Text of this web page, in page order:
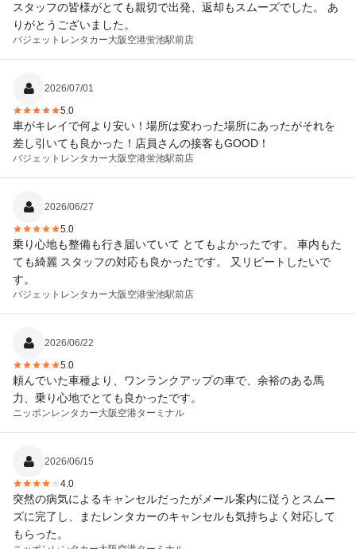
スタッフの皆様がとても親切で出発、返却もスムーズでした。 あ
りがとうございました。
バジェットレンタカー大阪空港蛍池駅前店
2026/07/01
5.0
車がキレイで何より安い！場所は変わった場所にあったがそれを
差し引いても良かった！店員さんの接客もGOOD！
バジェットレンタカー大阪空港蛍池駅前店
2026/06/27
5.0
乗り心地も整備も行き届いていて とてもよかったです。 車内もた
ても綺麗 スタッフの対応も良かったです。 又リピートしたいで
す。
バジェットレンタカー大阪空港蛍池駅前店
2026/06/22
5.0
頼んでいた車種より、ワンランクアップの車で、余裕のある馬
力、乗り心地でとても良かったです。
ニッポンレンタカー大阪空港ターミナル
2026/06/15
4.0
突然の病気によるキャンセルだったがメール案内に従うとスムー
ズに完了し、またレンタカーのキャンセルも気持ちよく対応して
もらった。